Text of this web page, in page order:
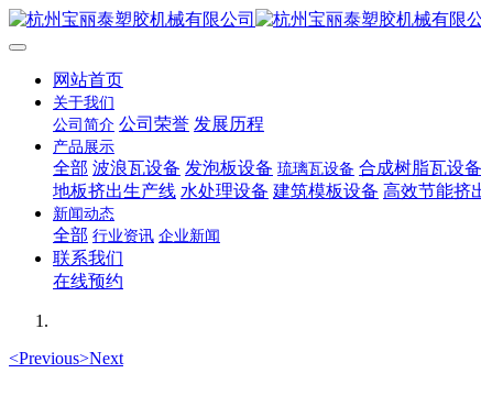
网站首页
关于我们
公司简介 公司荣誉 发展历程
产品展示
全部 波浪瓦设备 发泡板设备 琉璃瓦设备 合成树脂瓦设备
地板挤出生产线 水处理设备 建筑模板设备 高效节能挤
新闻动态
全部 行业资讯 企业新闻
联系我们
在线预约
<Previous>Next